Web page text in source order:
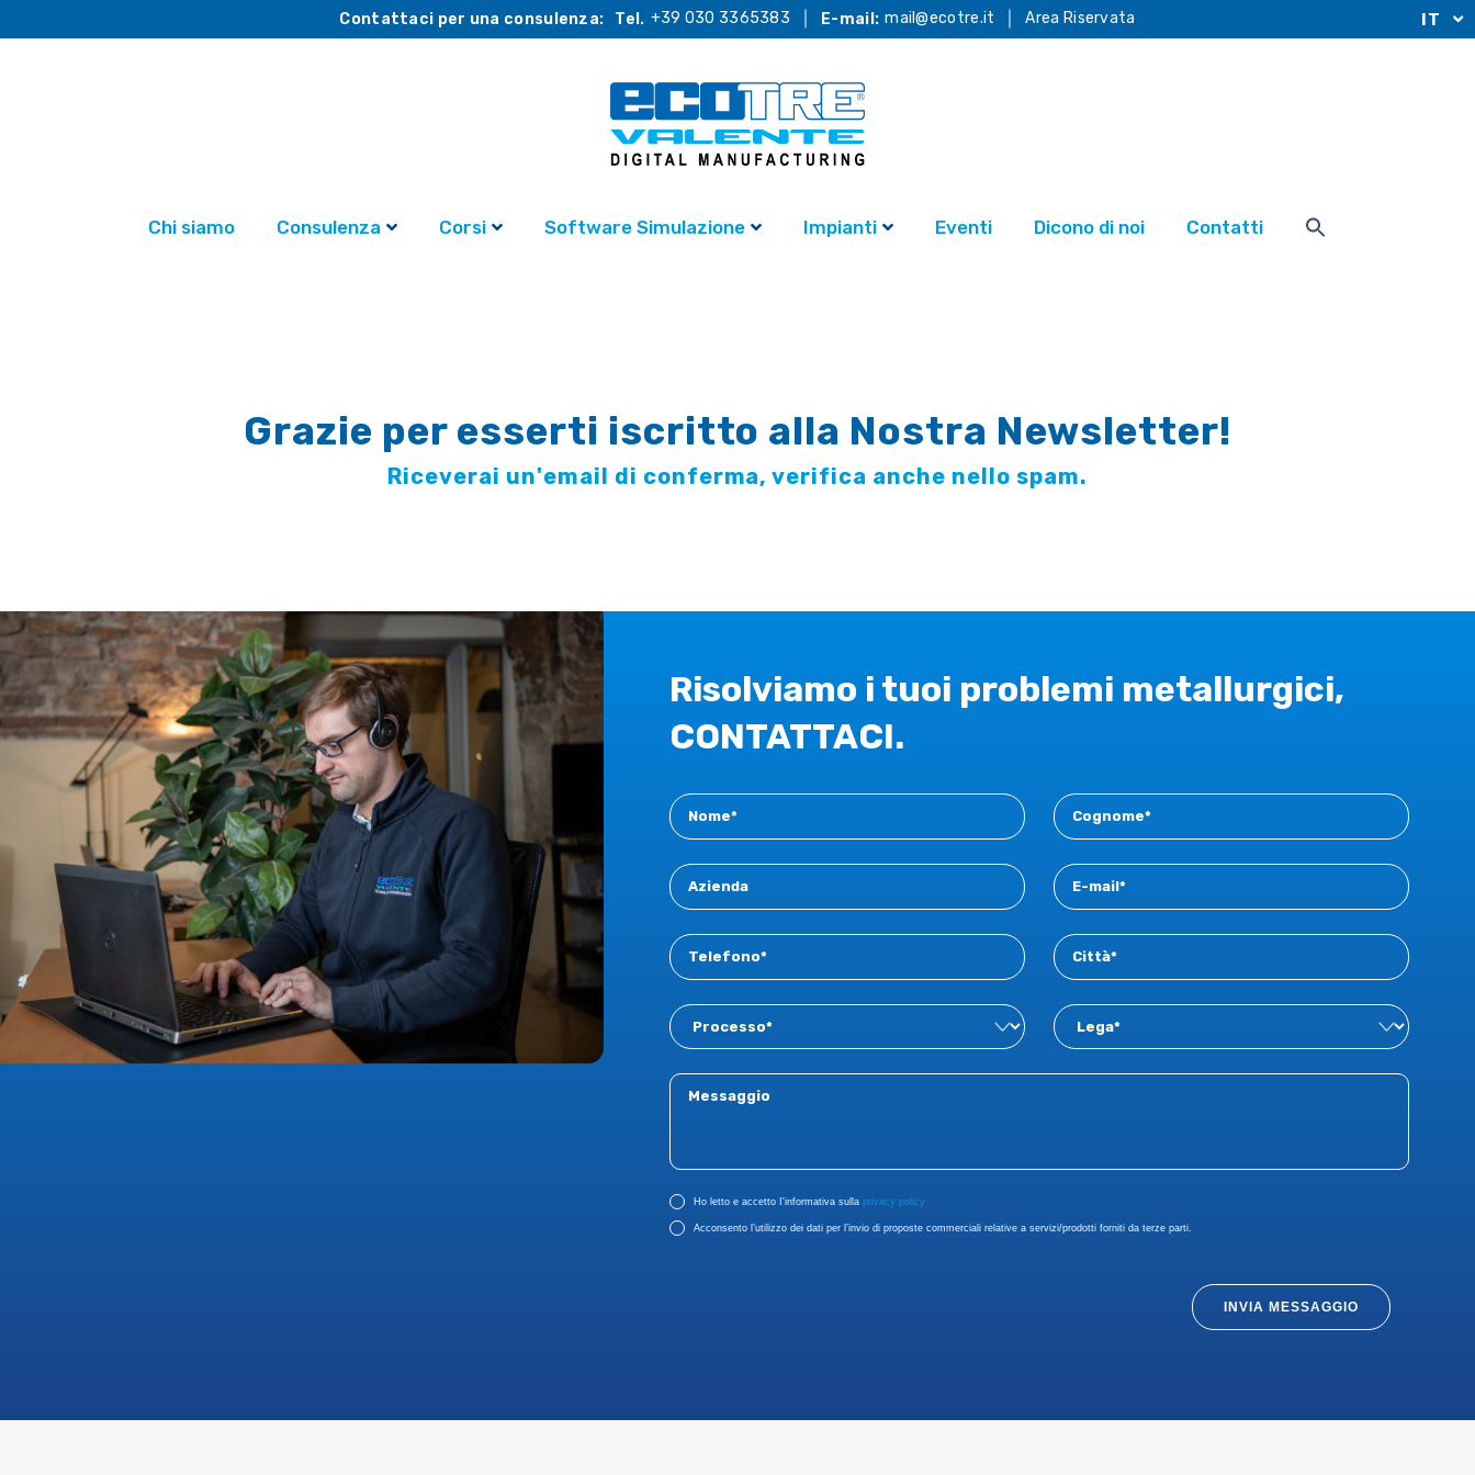
Contattaci per una consulenza: Tel. +39 030 3365383 E-mail: mail@ecotre.it Area Riservata IT
Chi siamo Consulenza Corsi Software Simulazione Impianti Eventi Dicono di noi Contatti
Grazie per esserti iscritto alla Nostra Newsletter!
Riceverai un'email di conferma, verifica anche nello spam.
Risolviamo i tuoi problemi metallurgici,
CONTATTACI.
Contact
New
Ho letto e accetto I'informativa sulla privacy policy
Acconsento l’utilizzo dei dati per l’invio di proposte commerciali relative a servizi/prodotti forniti da terze parti.
INVIA MESSAGGIO